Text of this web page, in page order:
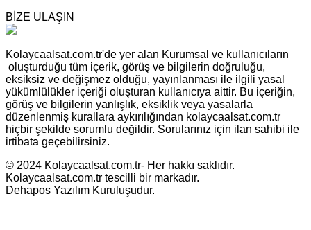
BİZE ULAŞIN
Kolaycaalsat.com.tr'de yer alan Kurumsal ve kullanıcıların
oluşturduğu tüm içerik, görüş ve bilgilerin doğruluğu,
eksiksiz ve değişmez olduğu, yayınlanması ile ilgili yasal
yükümlülükler içeriği oluşturan kullanıcıya aittir. Bu içeriğin,
görüş ve bilgilerin yanlışlık, eksiklik veya yasalarla
düzenlenmiş kurallara aykırılığından kolaycaalsat.com.tr
hiçbir şekilde sorumlu değildir. Sorularınız için ilan sahibi ile
irtibata geçebilirsiniz.
© 2024 Kolaycaalsat.com.tr- Her hakkı saklıdır.
Kolaycaalsat.com.tr tescilli bir markadır.
Dehapos Yazılım Kuruluşudur.